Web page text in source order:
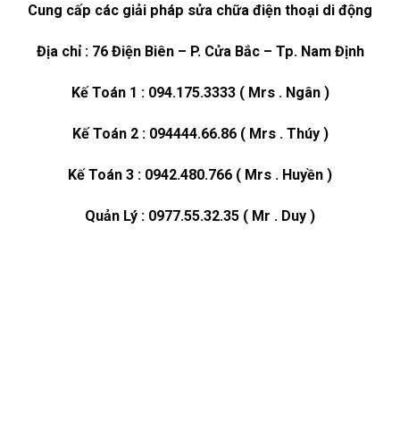
Cung cấp các giải pháp sửa chữa điện thoại di động
Địa chỉ : 76 Điện Biên – P. Cửa Bắc – Tp. Nam Định
Kế Toán 1 : 094.175.3333 ( Mrs . Ngân )
Kế Toán 2 : 094444.66.86 ( Mrs . Thúy )
Kế Toán 3 : 0942.480.766 ( Mrs . Huyền )
Quản Lý : 0977.55.32.35 ( Mr . Duy )